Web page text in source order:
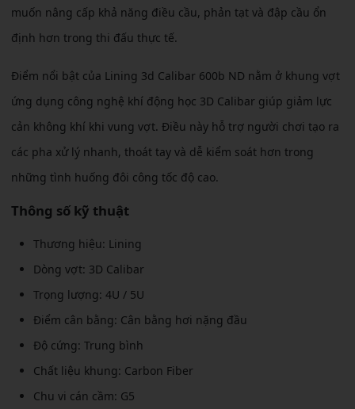
muốn nâng cấp khả năng điều cầu, phản tạt và đập cầu ổn
định hơn trong thi đấu thực tế.
Điểm nổi bật của Lining 3d Calibar 600b ND nằm ở khung vợt
ứng dụng công nghệ khí động học 3D Calibar giúp giảm lực
cản không khí khi vung vợt. Điều này hỗ trợ người chơi tạo ra
các pha xử lý nhanh, thoát tay và dễ kiểm soát hơn trong
những tình huống đôi công tốc độ cao.
Thông số kỹ thuật
Thương hiệu: Lining
Dòng vợt: 3D Calibar
Trọng lượng: 4U / 5U
Điểm cân bằng: Cân bằng hơi nặng đầu
Độ cứng: Trung bình
Chất liệu khung: Carbon Fiber
Chu vi cán cầm: G5